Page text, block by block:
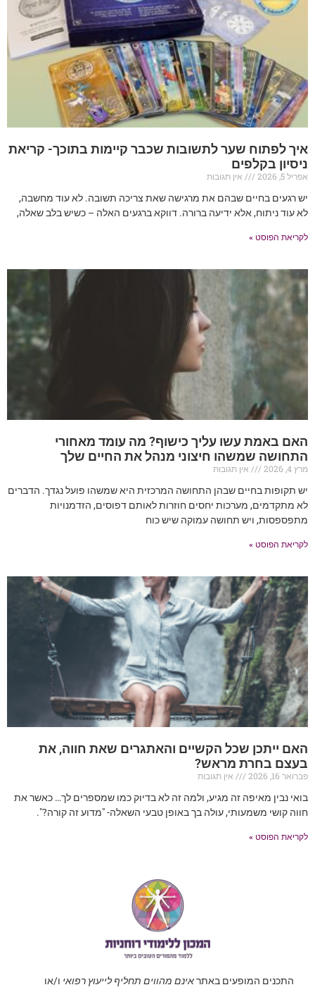
איך לפתוח שער לתשובות שכבר קיימות בתוכך- קריאת
ניסיון בקלפים
אפריל 5, 2026
אין תגובות
יש רגעים בחיים שבהם את מרגישה שאת צריכה תשובה. לא עוד מחשבה,
לא עוד ניתוח, אלא ידיעה ברורה. דווקא ברגעים האלה – כשיש בלב שאלה,
לקריאת הפוסט »
האם באמת עשו עליך כישוף? מה עומד מאחורי
התחושה שמשהו חיצוני מנהל את החיים שלך
מרץ 4, 2026
אין תגובות
יש תקופות בחיים שבהן התחושה המרכזית היא שמשהו פועל נגדך. הדברים
לא מתקדמים, מערכות יחסים חוזרות לאותם דפוסים, הזדמנויות
מתפספסות, ויש תחושה עמוקה שיש כוח
לקריאת הפוסט »
האם ייתכן שכל הקשיים והאתגרים שאת חווה, את
בעצם בחרת מראש?
פברואר 16, 2026
אין תגובות
בואי נבין מאיפה זה מגיע, ולמה זה לא בדיוק כמו שמספרים לך… כאשר את
חווה קושי משמעותי, עולה בך באופן טבעי השאלה- "מדוע זה קורה?".
לקריאת הפוסט »
התכנים המופעים באתראינם מהווים תחליף לייעוץ רפואי ו/או